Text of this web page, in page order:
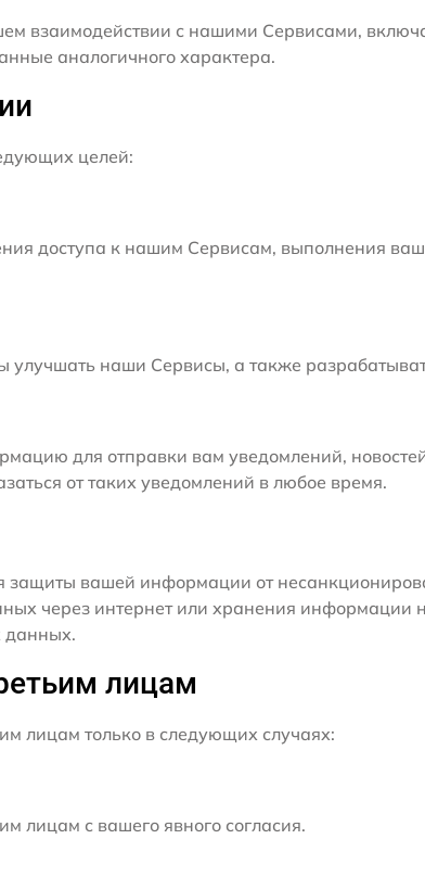
взаимодействии с нашими Сервисами,
аналогичного характера.
целей:
доступа к нашим Сервисам, выполнения
наши Сервисы, а также
для отправки вам уведомлений,
от таких уведомлений в любое время.
вашей информации от
через интернет или хранения
данных.
лицам
лицам только в следующих случаях:
с вашего явного согласия.